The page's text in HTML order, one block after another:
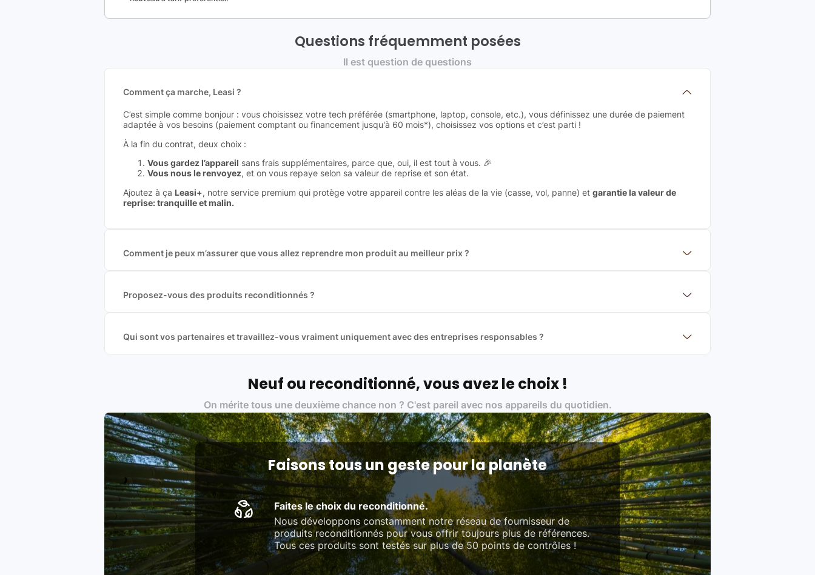
Questions fréquemment posées
Il est question de questions
Comment ça marche, Leasi ?
C’est simple comme bonjour : vous choisissez votre tech préférée (smartphone, laptop, console, etc.), vous définissez une durée de paiement
adaptée à vos besoins (paiement comptant ou financement jusqu'à 60 mois*), choisissez vos options et c’est parti !
À la fin du contrat, deux choix :
Vous gardez l’appareil sans frais supplémentaires, parce que, oui, il est tout à vous. 🎉
Vous nous le renvoyez, et on vous repaye selon sa valeur de reprise et son état.
Ajoutez à ça Leasi+, notre service premium qui protège votre appareil contre les aléas de la vie (casse, vol, panne) et garantie la valeur de
reprise: tranquille et malin.
Comment je peux m’assurer que vous allez reprendre mon produit au meilleur prix ?
Proposez-vous des produits reconditionnés ?
Qui sont vos partenaires et travaillez-vous vraiment uniquement avec des entreprises responsables ?
Labels environnementaux & qualité de nos partenaires :
Produits testés et vérifiés selon des standards rigoureux (80 à 100 points de contrôle en fonction des produits)
Respect des normes RAEE, RoHS, et du référentiel QualiRepar (bonus réparation)
Neuf ou reconditionné, vous avez le choix !
On mérite tous une deuxième chance non ? C'est pareil avec nos appareils du quotidien.
Faisons tous un geste pour la planète
Faites le choix du reconditionné.
Nous développons constamment notre réseau de fournisseur de
produits reconditionnés pour vous offrir toujours plus de références.
Tous ces produits sont testés sur plus de 50 points de contrôles !